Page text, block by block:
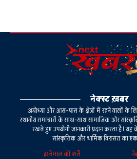
नेक्स्ट ख़बर
अयोध्या और आस-पास के क्षेत्रों में रहने वालों के
स्थानीय समाचारों के साथ-साथ सामाजिक और
रखते हुए उपयोगी जानकारी प्रदान करता है।
सांस्कृतिक और धार्मिक विरासत का
इस्तेमाल की शर्तें